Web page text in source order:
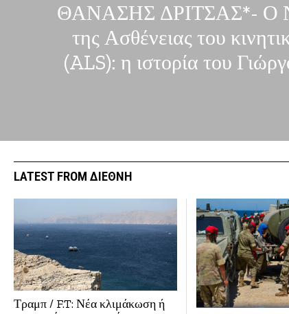
ΘΑΝΑΣΗΣ ΔΡΙΤΣΑΣ*- Ο
της Ασθένειας του
(ALS): η ιστορία του
LATEST FROM ΔΙΕΘΝΗ
Τραμπ / F.T: Νέα κλιμάκωση ή